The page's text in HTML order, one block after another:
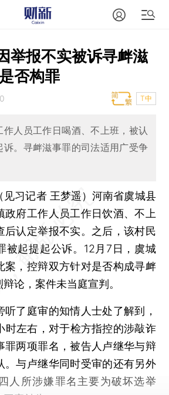
举报不实被诉寻衅滋
否构罪
T中
人员工作日喝酒、不上班，被认
诉。寻衅滋事罪的司法适用广受争
见习记者 王梦遥）河南省虞城县
政府工作人员工作日饮酒、不上
后认定举报不实。之后，该村民
被起提起公诉。12月7日，虞城
案，控辩双方针对是否构成寻衅
论，案件未当庭宣判。
了庭审的知情人士处了解到，
时左右，对于检方指控的涉敲诈
罪两项罪名，被告人卢继华与辩
。与卢继华同时受审的还有另外
人所涉嫌罪名主要为破坏选举